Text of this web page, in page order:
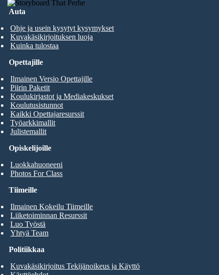
Auta
Ohje ja usein kysytyt kysymykset
Kuvakäsikirjoituksen luoja
Kuinka tulostaa
Opiskelijoille
Luokkahuoneeni
Photos For Class
Opettajille
Ilmainen Versio Opettajille
Piirin Paketit
Koulukirjastot ja Mediakeskukset
Koulutusistunnot
Kaikki Opettajaresurssit
Työarkkimallit
Julistemallit
Tiimeille
Ilmainen Kokeilu Tiimeille
Liiketoiminnan Resurssit
Luo Työstä
Yhtyä Team
Politiikkaa
Kuvakäsikirjoitus Tekijänoikeus ja Käyttö